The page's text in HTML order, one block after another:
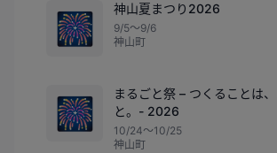
🎆
神山夏まつり2026
9/5〜9/6
神山町
🎆
まるごと祭 – つくることは
と。- 2026
10/24〜10/25
神山町